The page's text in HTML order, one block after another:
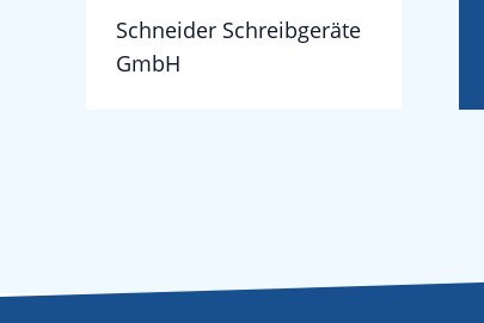
Schneider Schreibgeräte
GmbH